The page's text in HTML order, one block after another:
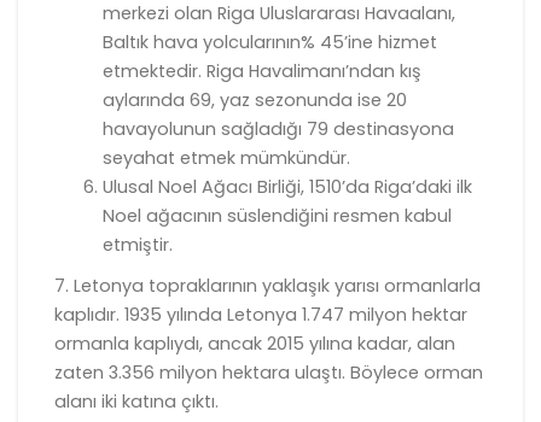
merkezi olan Riga Uluslararası Havaalanı,
Baltık hava yolcularının% 45’ine hizmet
etmektedir. Riga Havalimanı’ndan kış
aylarında 69, yaz sezonunda ise 20
havayolunun sağladığı 79 destinasyona
seyahat etmek mümkündür.
Ulusal Noel Ağacı Birliği, 1510’da Riga’daki ilk
Noel ağacının süslendiğini resmen kabul
etmiştir.
7. Letonya topraklarının yaklaşık yarısı ormanlarla
kaplıdır. 1935 yılında Letonya 1.747 milyon hektar
ormanla kaplıydı, ancak 2015 yılına kadar, alan
zaten 3.356 milyon hektara ulaştı. Böylece orman
alanı iki katına çıktı.